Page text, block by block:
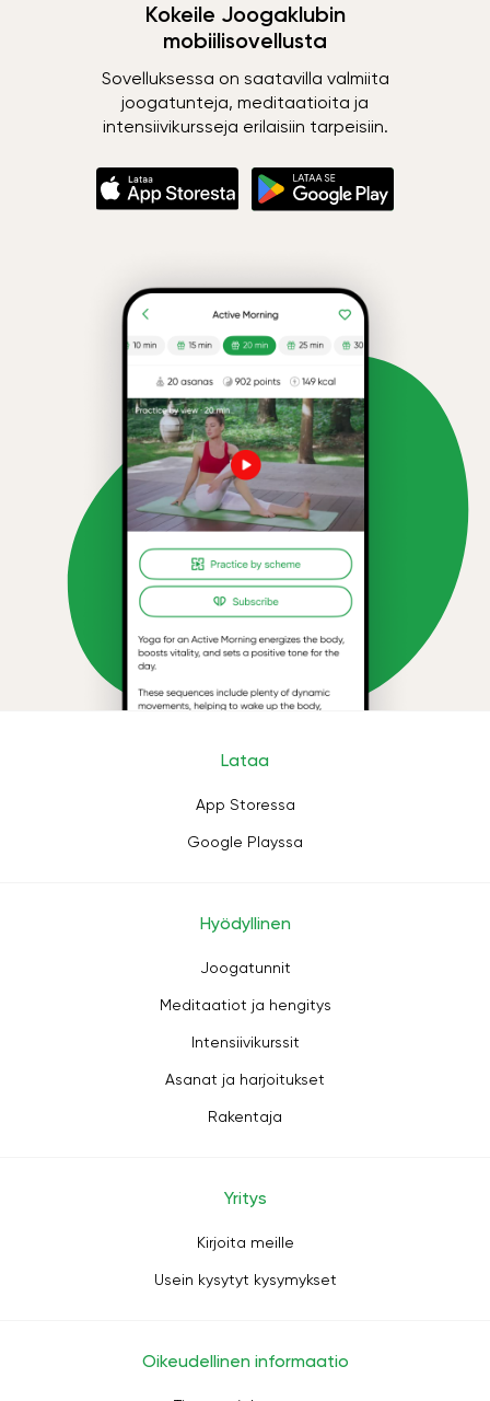
Kokeile Joogaklubin
mobiilisovellusta
Sovelluksessa on saatavilla valmiita
joogatunteja, meditaatioita ja
intensiivikursseja erilaisiin tarpeisiin.
Lataa
App Storessa
Google Playssa
Hyödyllinen
Joogatunnit
Meditaatiot ja hengitys
Intensiivikurssit
Asanat ja harjoitukset
Rakentaja
Yritys
Kirjoita meille
Usein kysytyt kysymykset
Oikeudellinen informaatio